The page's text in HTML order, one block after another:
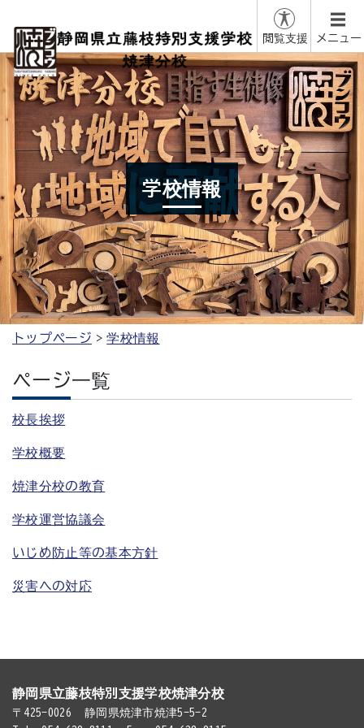
閲覧支援 メニュー
学校情報
トップページ 学校情報
ページ一覧
校長挨拶
学校概要
焼津分校の教育
学校運営協議会
いじめ防止等の基本方針
災害への対応
静岡県立藤枝特別支援学校焼津分校
〒425-0026
静岡県焼津市焼津5-5-2